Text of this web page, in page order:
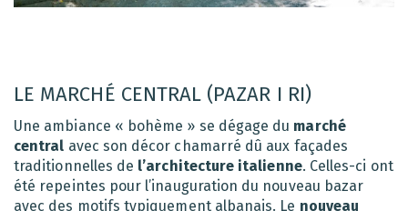
LE MARCHÉ CENTRAL (PAZAR I RI)
Une ambiance « bohème » se dégage du marché
central avec son décor chamarré dû aux façades
traditionnelles de l’architecture italienne. Celles-ci ont
été repeintes pour l’inauguration du nouveau bazar
avec des motifs typiquement albanais. Le nouveau